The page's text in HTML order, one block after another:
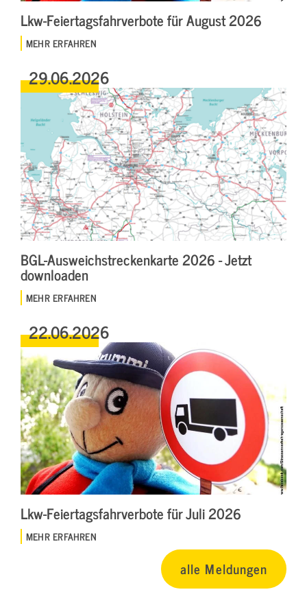
Lkw-Feiertagsfahrverbote für August 2026
MEHR ERFAHREN
29.06.2026
BGL-Ausweichstreckenkarte 2026 - Jetzt
downloaden
MEHR ERFAHREN
22.06.2026
Lkw-Feiertagsfahrverbote für Juli 2026
MEHR ERFAHREN
alle Meldungen